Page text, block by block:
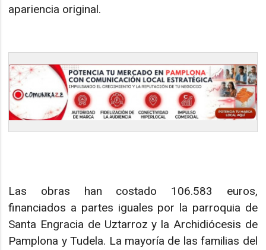
apariencia original.
Las obras han costado 106.583 euros,
financiados a partes iguales por la parroquia de
Santa Engracia de Uztarroz y la Archidiócesis de
Pamplona y Tudela. La mayoría de las familias del